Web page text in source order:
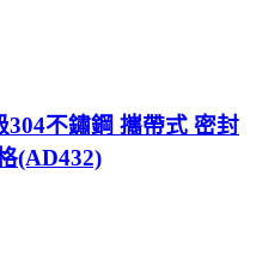
304不鏽鋼 攜帶式 密封
(AD432)